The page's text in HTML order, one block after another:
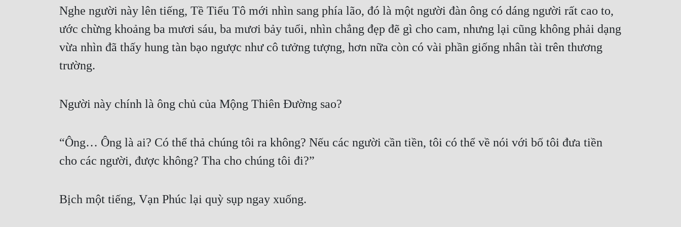
Nghe người này lên tiếng, Tề Tiểu Tô mới nhìn sang phía lão, đó là một người đàn ông có dáng người rất cao to,
ước chừng khoảng ba mươi sáu, ba mươi bảy tuổi, nhìn chẳng đẹp đẽ gì cho cam, nhưng lại cũng không phải dạng
vừa nhìn đã thấy hung tàn bạo ngược như cô tưởng tượng, hơn nữa còn có vài phần giống nhân tài trên thương
trường.
Người này chính là ông chủ của Mộng Thiên Đường sao?
“Ông… Ông là ai? Có thể thả chúng tôi ra không? Nếu các người cần tiền, tôi có thể về nói với bố tôi đưa tiền
cho các người, được không? Tha cho chúng tôi đi?”
Bịch một tiếng, Vạn Phúc lại quỳ sụp ngay xuống.